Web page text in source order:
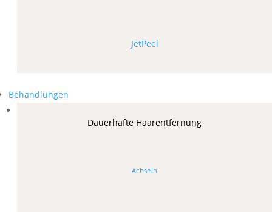
JetPeel
Behandlungen
Dauerhafte Haarentfernung
Achseln